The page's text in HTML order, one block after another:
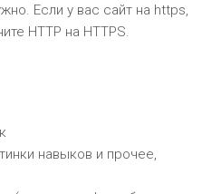
Если у вас сайт на https,
HTTP на HTTPS.
навыков и прочее,